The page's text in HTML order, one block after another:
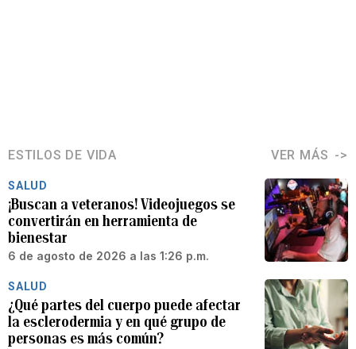
ESTILOS DE VIDA VER MÁS
SALUD
¡Buscan a veteranos! Videojuegos se
convertirán en herramienta de
bienestar
6 de agosto de 2026 a las 1:26 p.m.
SALUD
¿Qué partes del cuerpo puede afectar
la esclerodermia y en qué grupo de
personas es más común?